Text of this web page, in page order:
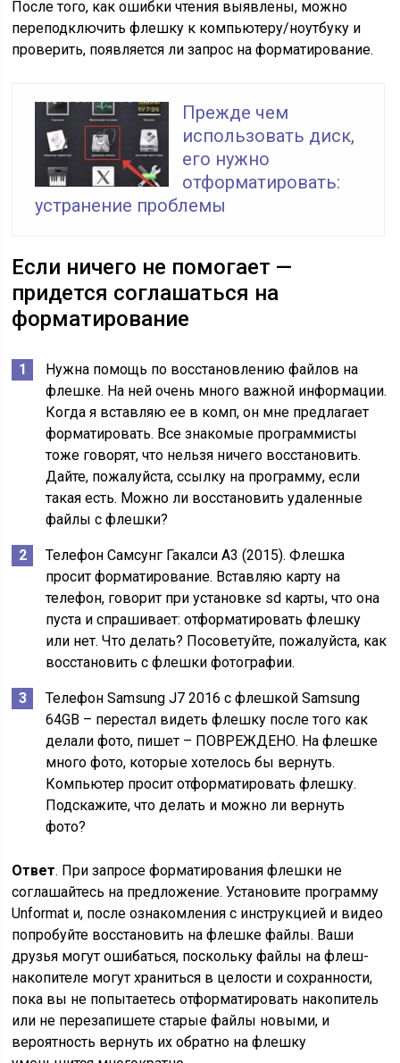
После того, как ошибки чтения выявлены, можно
переподключить флешку к компьютеру/ноутбуку и
проверить, появляется ли запрос на форматирование.
Прежде чем
использовать диск,
его нужно
отформатировать:
устранение проблемы
Если ничего не помогает —
придется соглашаться на
форматирование
Нужна помощь по восстановлению файлов на
флешке. На ней очень много важной информации.
Когда я вставляю ее в комп, он мне предлагает
форматировать. Все знакомые программисты
тоже говорят, что нельзя ничего восстановить.
Дайте, пожалуйста, ссылку на программу, если
такая есть. Можно ли восстановить удаленные
файлы с флешки?
Телефон Самсунг Гакалси А3 (2015). Флешка
просит форматирование. Вставляю карту на
телефон, говорит при установке sd карты, что она
пуста и спрашивает: отформатировать флешку
или нет. Что делать? Посоветуйте, пожалуйста, как
восстановить с флешки фотографии.
Телефон Samsung J7 2016 c флешкой Samsung
64GB – перестал видеть флешку после того как
делали фото, пишет – ПОВРЕЖДЕНО. На флешке
много фото, которые хотелось бы вернуть.
Компьютер просит отформатировать флешку.
Подскажите, что делать и можно ли вернуть
фото?
Ответ. При запросе форматирования флешки не
соглашайтесь на предложение. Установите программу
Unformat и, после ознакомления с инструкцией и видео
попробуйте восстановить на флешке файлы. Ваши
друзья могут ошибаться, поскольку файлы на флеш-
накопителе могут храниться в целости и сохранности,
пока вы не попытаетесь отформатировать накопитель
или не перезапишете старые файлы новыми, и
вероятность вернуть их обратно на флешку